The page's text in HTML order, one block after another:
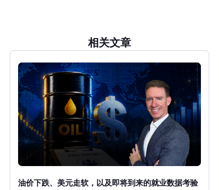
相关文章
油价下跌、美元走软，以及即将到来的就业数据考验